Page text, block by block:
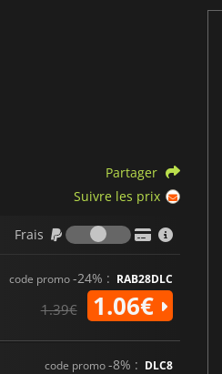
Partager
Suivre les prix
Frais
Frais
code promo-24% : RAB28DLC
1.39€ 1.06€
code promo-8% : DLC8